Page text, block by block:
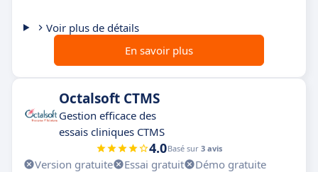
Voir plus de détails
En savoir plus
Octalsoft CTMS
Gestion efficace des
essais cliniques CTMS
4.0Basé sur 3 avis
Version gratuite Essai gratuit
Démo gratuite